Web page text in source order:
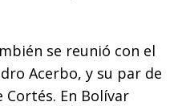
se reunió con el
Acerbo, y su par de
Cortés. En Bolívar